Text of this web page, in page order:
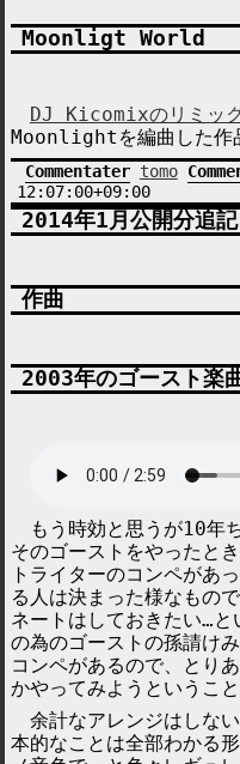
Moonligt World
DJ Kicomixのリミッ
Moonlight を編曲した作
Commentater tomo
12:07:00+09:00
2014年1月公開分追記
作曲
2003年のゴースト楽
もう時効と思うが10年
そのゴーストをやったと
トライターのコンペがあ
る人は決まった様なもの
ネートはしておきたい…
の為のゴーストの孫請け
コンペがあるので、とり
かやってみようということ
余計なアレンジはしな
本的なことは全部わかる